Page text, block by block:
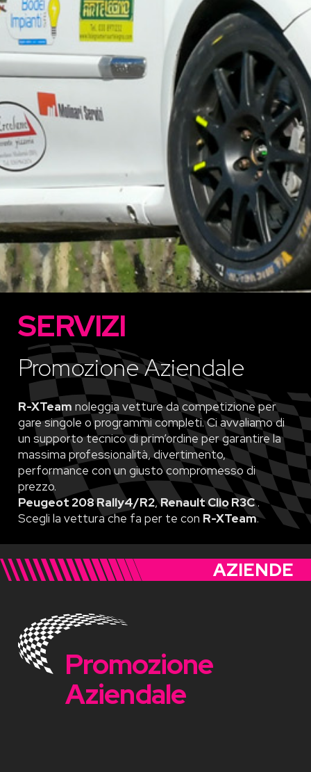
SERVIZI
Promozione Aziendale
R-XTeam noleggia vetture da competizione per
gare singole o programmi completi. Ci avvaliamo di
un supporto tecnico di prim’ordine per garantire la
massima professionalità, divertimento,
performance con un giusto compromesso di
prezzo.
Peugeot 208 Rally4/R2,Renault Clio R3C.
Scegli la vettura che fa per te con R-XTeam.
AZIENDE
Promozione
Aziendale